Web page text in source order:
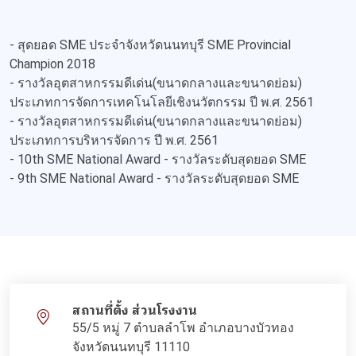
- สุดยอด SME ประจำจังหวัดนนทบุรี SME Provincial
Champion 2018
- รางวัลอุตสาหกรรมดีเด่น(ขนาดกลางและขนาดย่อม)
ประเภทการจัดการเทคโนโลยีเชิงนวัตกรรม ปี พ.ศ. 2561
- รางวัลอุตสาหกรรมดีเด่น(ขนาดกลางและขนาดย่อม)
ประเภทการบริหารจัดการ ปี พ.ศ. 2561
- 10th SME National Award - รางวัลระดับสุดยอด SME
- 9th SME National Award - รางวัลระดับสุดยอด SME
สถานที่ตั้ง ส่วนโรงงาน
55/5 หมู่ 7 ตำบลลำโพ อำเภอบางบัวทอง
จังหวัดนนทบุรี 11110